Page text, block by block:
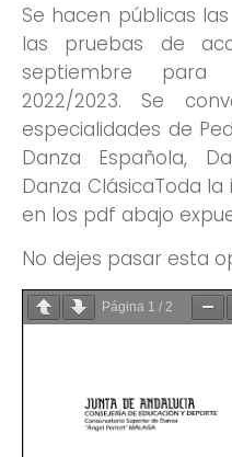
Se hacen públicas
las pruebas de
septiembre para
2022/2023. Se
especialidades de
Danza Española,
Danza ClásicaToda
en los pdf abajo
No dejes pasar esta
Página 1 / 2